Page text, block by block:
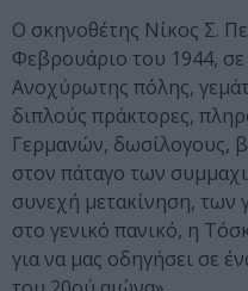
Ο σκηνοθέτης Νίκος Σ.
Φεβρουάριο του 1944,
Ανοχύρωτης πόλης,
διπλούς πράκτορες,
Γερμανών, δωσίλογους,
στον πάταγο των
συνεχή μετακίνηση, των
στο γενικό πανικό, η
για να μας οδηγήσει σε